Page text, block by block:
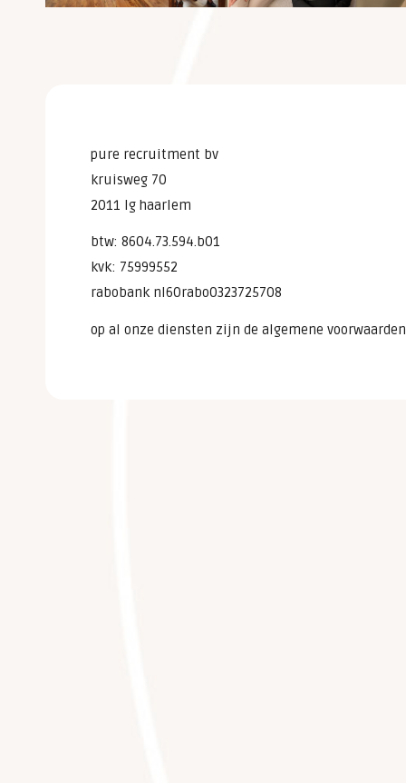
pure recruitment bv
kruisweg 70
2011 lg haarlem
btw: 8604.73.594.b01
kvk: 75999552
rabobank nl60rabo0323725708
op al onze diensten zijn de algemene voorwaarden